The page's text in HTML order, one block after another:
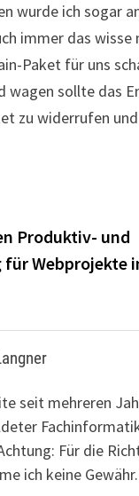
wurde ich sogar
immer das
Paket für uns
wagen sollte das
zu widerrufen
Produktiv- und
Webprojekte
seit mehreren
Für die
ich keine